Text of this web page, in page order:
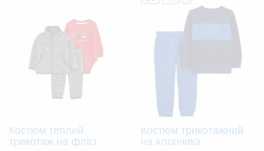
Костюм теплий
трикотаж на флісі
Костюм трикотажний
на хлопчика